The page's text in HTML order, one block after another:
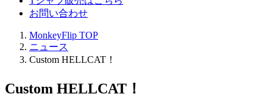
お問い合わせ
MonkeyFlip TOP
ニュース
Custom HELLCAT！
Custom HELLCAT！